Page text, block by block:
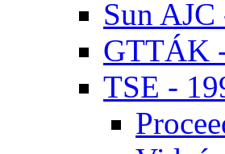
Sun AJC
GT­TÁK
TSE -